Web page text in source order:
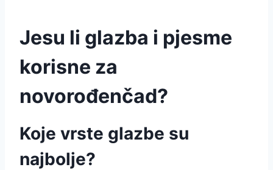
Jesu li glazba i pjesme
korisne za
novorođenčad?
Koje vrste glazbe su
najbolje?